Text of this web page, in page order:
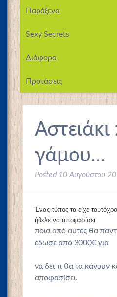
Παράξενα
Sexy Secrets
Διάφορα
Προτάσεις
Αστειάκι
γάμου…
Posted 10 Αυγούστου
Ένας τύπος τα είχε
ήθελε να αποφασίσει
ποια από αυτές θα
έδωσε από 3000€ για
να δει τι θα τα κάνουν
αποφασίσει.